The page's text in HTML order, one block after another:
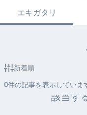
エキガタリ
新着順
0件の記事を表示していま
該当す